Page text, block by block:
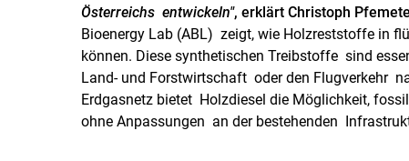
Österreichs entwickeln", erklärt Christoph
Bioenergy Lab (ABL) zeigt, wie Holzreststoffe in
können. Diese synthetischen Treibstoffe sind
Land- und Forstwirtschaft oder den Flugverkehr
Erdgasnetz bietet Holzdiesel die Möglichkeit,
ohne Anpassungen an der bestehenden